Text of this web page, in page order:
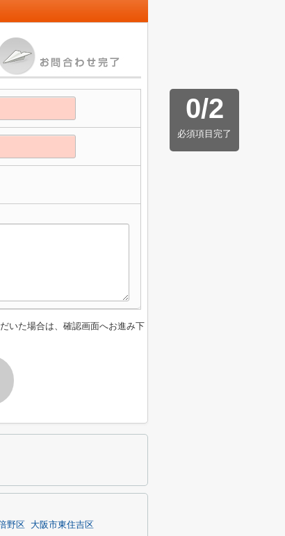
0/2
必須項目完了
いた場合は、確認画面へお進み下
野区
大阪市東住吉区